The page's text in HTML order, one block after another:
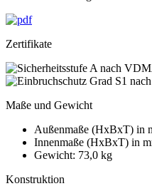
Zertifikate
Maße und Gewicht
Außenmaße (HxBxT) in
Innenmaße (HxBxT) in
Gewicht: 73,0 kg
Konstruktion